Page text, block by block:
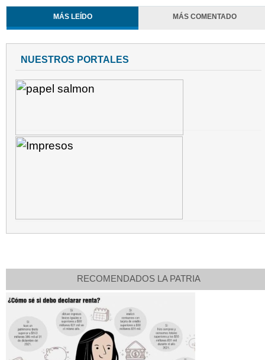
MÁS LEÍDO MÁS COMENTADO
NUESTROS PORTALES
RECOMENDADOS LA PATRIA